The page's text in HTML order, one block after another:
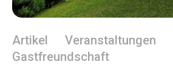
Artikel Veranstaltungen
Gastfreundschaft